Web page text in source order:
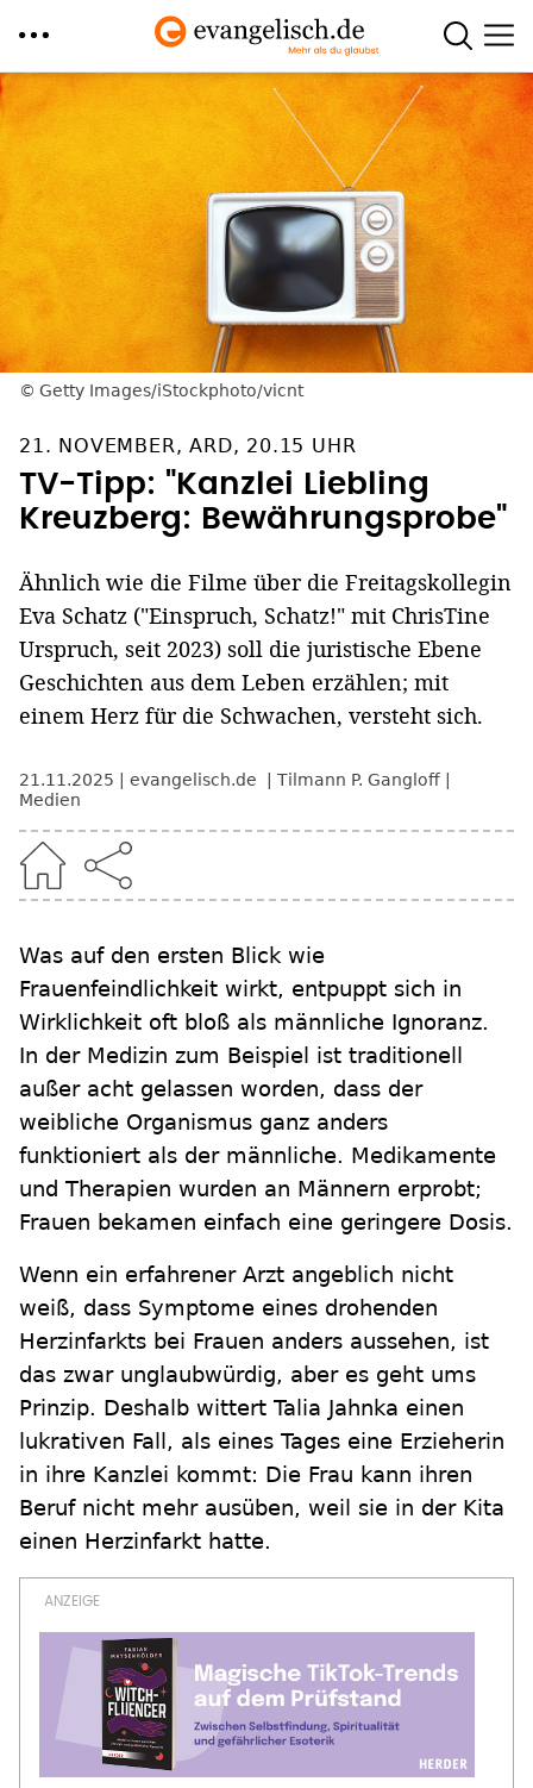
Direkt
zum
Inhalt
Getty Images/iStockphoto/vicnt
21. NOVEMBER, ARD, 20.15 UHR
TV-Tipp: "Kanzlei Liebling
Kreuzberg: Bewährungsprobe"
Ähnlich wie die Filme über die Freitagskollegin
Eva Schatz ("Einspruch, Schatz!" mit ChrisTine
Urspruch, seit 2023) soll die juristische Ebene
Geschichten aus dem Leben erzählen; mit
einem Herz für die Schwachen, versteht sich.
21.11.2025 evangelisch.de
Tilmann P. Gangloff
Medien
Was auf den ersten Blick wie
Frauenfeindlichkeit wirkt, entpuppt sich in
Wirklichkeit oft bloß als männliche Ignoranz.
In der Medizin zum Beispiel ist traditionell
außer acht gelassen worden, dass der
weibliche Organismus ganz anders
funktioniert als der männliche. Medikamente
und Therapien wurden an Männern erprobt;
Frauen bekamen einfach eine geringere Dosis.
Wenn ein erfahrener Arzt angeblich nicht
weiß, dass Symptome eines drohenden
Herzinfarkts bei Frauen anders aussehen, ist
das zwar unglaubwürdig, aber es geht ums
Prinzip. Deshalb wittert Talia Jahnka einen
lukrativen Fall, als eines Tages eine Erzieherin
in ihre Kanzlei kommt: Die Frau kann ihren
Beruf nicht mehr ausüben, weil sie in der Kita
einen Herzinfarkt hatte.